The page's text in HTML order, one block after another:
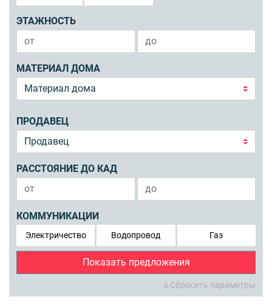
ЭТАЖНОСТЬ
МАТЕРИАЛ ДОМА
ПРОДАВЕЦ
РАССТОЯНИЕ ДО КАД
КОММУНИКАЦИИ
Электричество Водопровод Газ
Показать предложения
x Сбросить параметры